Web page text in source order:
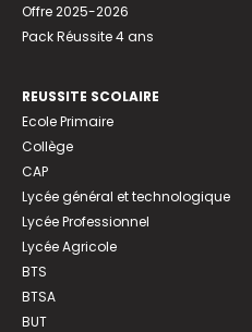
Offre 2025-2026
Pack Réussite 4 ans
REUSSITE SCOLAIRE
Ecole Primaire
Collège
CAP
Lycée général et technologique
Lycée Professionnel
Lycée Agricole
BTS
BTSA
BUT